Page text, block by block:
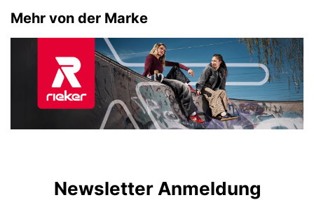
Mehr von der Marke
Newsletter Anmeldung